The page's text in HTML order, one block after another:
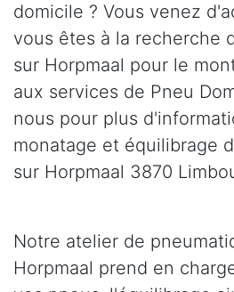
domicile ? Vous venez
vous êtes à la recherche
sur Horpmaal pour le
aux services de Pneu
nous pour plus
monatage et équilibrage
sur Horpmaal 3870
Notre atelier de
Horpmaal prend en